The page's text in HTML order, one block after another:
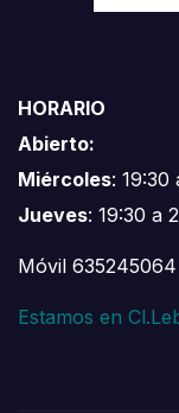
HORARIO
Abierto:
Miércoles: 19:30
Jueves: 19:30 a
Móvil
Estamos en